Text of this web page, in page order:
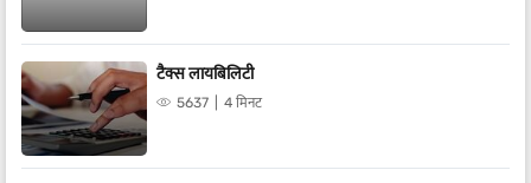
टैक्स लायबिलिटी
5637 4 मिनट